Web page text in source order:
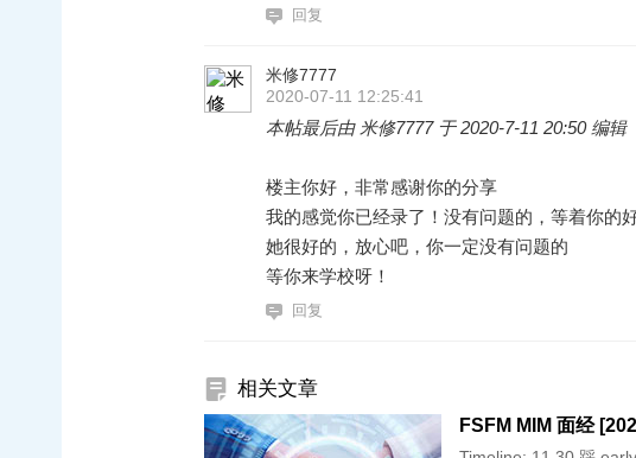
回复
米修7777
2020-07-11 12:25:41
本帖最后由 米修7777 于 2020-7-11 20:50 编辑
楼主你好，非常感谢你的分享
我的感觉你已经录了！没有问题的，等着你的
她很好的，放心吧，你一定没有问题的
等你来学校呀！
回复
相关文章
FSFM MIM 面经